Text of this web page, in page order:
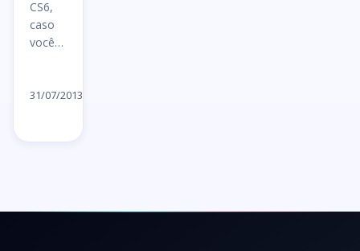
CS6,
caso
você…
31/07/2013